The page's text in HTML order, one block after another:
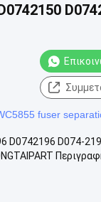
fuser
D0742196 D074-